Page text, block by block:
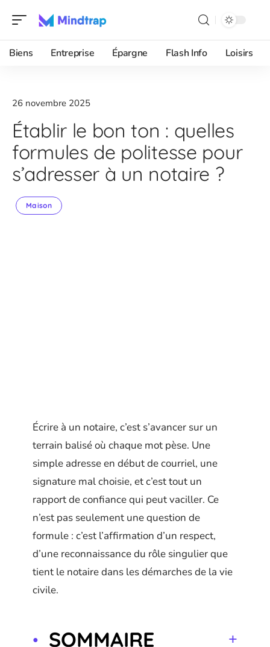
Biens Entreprise Épargne Flash Info Loisirs
26 novembre 2025
Établir le bon ton : quelles
formules de politesse pour
s’adresser à un notaire ?
Maison
Écrire à un notaire, c’est s’avancer sur un
terrain balisé où chaque mot pèse. Une
simple adresse en début de courriel, une
signature mal choisie, et c’est tout un
rapport de confiance qui peut vaciller. Ce
n’est pas seulement une question de
formule : c’est l’affirmation d’un respect,
d’une reconnaissance du rôle singulier que
tient le notaire dans les démarches de la vie
civile.
SOMMAIRE